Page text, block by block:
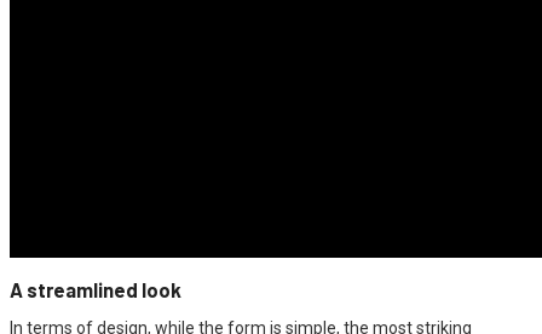
A streamlined look
In terms of design, while the form is simple, the most striking